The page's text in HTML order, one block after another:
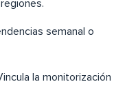
semanal o
la monitorización